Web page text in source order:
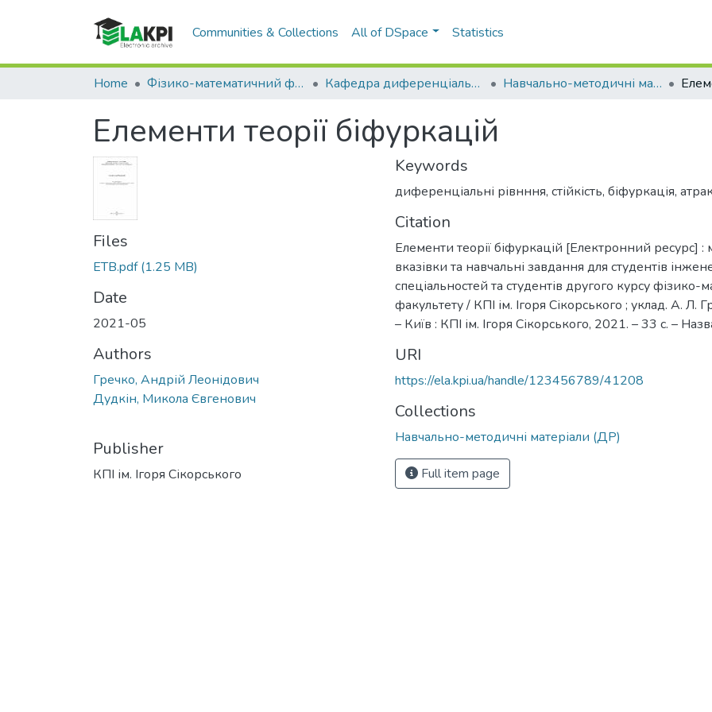
Communities & Collections All of DSpace Statistics
Home Фізико-математичний факультет (ФМФ) Кафедра диференціальних рівнянь (ДР) Навчально-методичні матеріали (ДР)
Елементи теорії біфуркацій
Files
ETB.pdf(1.25 MB)
Date
2021-05
Authors
Гречко, Андрій Леонідович
Дудкін, Микола Євгенович
Publisher
КПІ ім. Ігоря Сікорського
Keywords
диференціальні рівнння, стійкість, біфуркація,
Citation
Елементи теорії біфуркацій [Електронний ресурс] :
вказівки та навчальні завдання для студентів
спеціальностей та студентів другого курсу фізико-
факультету / КПІ ім. Ігоря Сікорського ; уклад. А. Л.
– Київ : КПІ ім. Ігоря Сікорського, 2021. – 33 c. –
URI
https://ela.kpi.ua/handle/123456789/41208
Collections
Навчально-методичні матеріали (ДР)
Full item page